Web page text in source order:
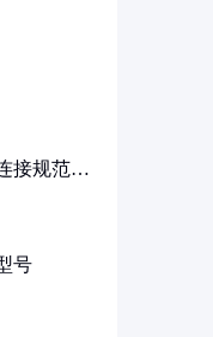
接规范详
号